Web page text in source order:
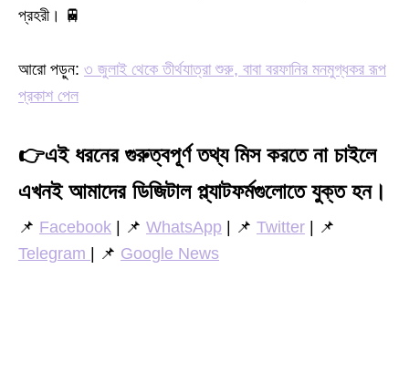
প্রহরী। 🚆
আরো পড়ুন: ৩ জুলাই থেকে তীর্থযাত্রা শুরু, বাবা বরফানির মনমুগ্ধকর রূপ
প্রকাশ পেল
👉এই ধরনের গুরুত্বপূর্ণ তথ্য মিস করতে না চাইলে
এখনই আমাদের ডিজিটাল প্ল্যাটফর্মগুলোতে যুক্ত হন।
📌 Facebook | 📌 WhatsApp | 📌 Twitter | 📌
Telegram
| 📌 Google News